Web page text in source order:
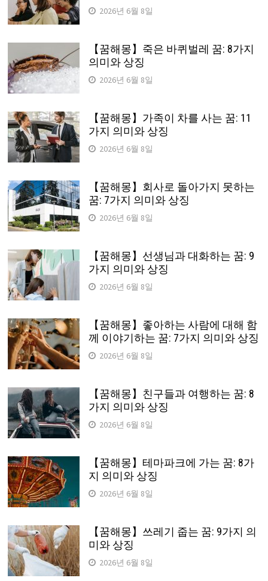
2026년 6월 8일
【꿈해몽】죽은 바퀴벌레 꿈: 8가지
의미와 상징
2026년 6월 8일
【꿈해몽】가족이 차를 사는 꿈: 11
가지 의미와 상징
2026년 6월 8일
【꿈해몽】회사로 돌아가지 못하는
꿈: 7가지 의미와 상징
2026년 6월 8일
【꿈해몽】선생님과 대화하는 꿈: 9
가지 의미와 상징
2026년 6월 8일
【꿈해몽】좋아하는 사람에 대해 함
께 이야기하는 꿈: 7가지 의미와 상징
2026년 6월 8일
【꿈해몽】친구들과 여행하는 꿈: 8
가지 의미와 상징
2026년 6월 8일
【꿈해몽】테마파크에 가는 꿈: 8가
지 의미와 상징
2026년 6월 8일
【꿈해몽】쓰레기 줍는 꿈: 9가지 의
미와 상징
2026년 6월 8일